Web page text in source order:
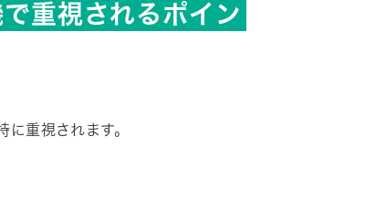
重視されるポイン
重視されます。